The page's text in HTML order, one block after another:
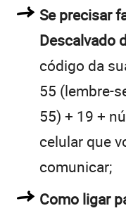
Se precisar
Descalvado
código da
55 (lembre-
55) + 19 +
celular que
comunicar;
Como ligar